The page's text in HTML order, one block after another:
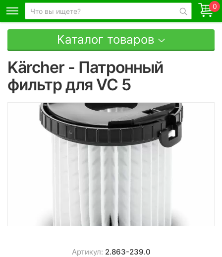
0
Каталог товаров
Kärcher - Патронный
фильтр для VC 5
Артикул: 2.863-239.0